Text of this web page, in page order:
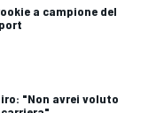
a campione del
"Non avrei voluto